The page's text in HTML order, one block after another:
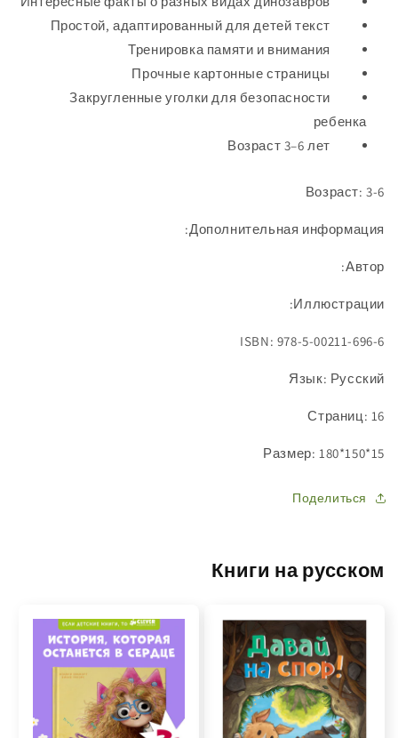
Простой, адаптированный для детей текст
Тренировка памяти и внимания
Прочные картонные страницы
Закругленные уголки для безопасности
ребенка
Возраст 3–6 лет
Возраст: 3-6
Дополнительная информация:
Автор:
Иллюстрации:
ISBN: 978-5-00211-696-6
Язык: Русский
Страниц: 16
Размер: 180*150*15
Поделиться
Книги на русском